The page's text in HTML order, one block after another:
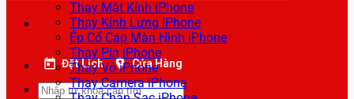
Đặt Lịch Cửa Hàng
Tìm
Thay Mặt Kính iPhone
Thay Kính Lưng iPhone
Ép Cổ Cáp Màn Hình iPhone
Thay Pin iPhone
Thay Vỏ iPhone
Thay Camera iPhone